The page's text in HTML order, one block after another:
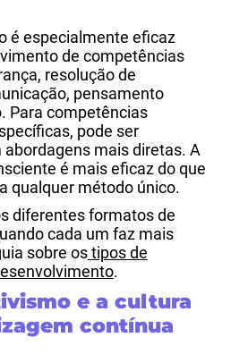
é especialmente eficaz
de competências
resolução de
pensamento
Para competências
pode ser
mais diretas. A
é mais eficaz do que
qualquer método único.
diferentes formatos de
cada um faz mais
sobre os tipos de
.
e a cultura
contínua